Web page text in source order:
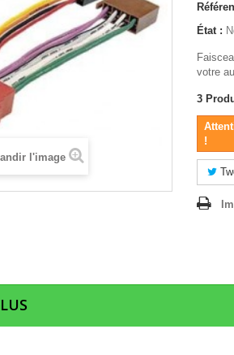
l'image
État :
votre
3
!